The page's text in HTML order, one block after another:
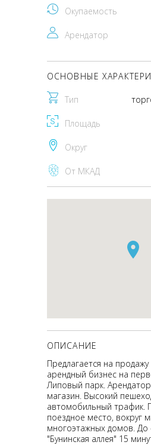
Окупаемость
Арендатор
ОСНОВНЫЕ
Тип
Площадь
Округ
От МКАД
ОПИСАНИЕ
Предлагается на
арендный бизнес на
Липовый парк.
магазин. Высокий
автомобильный трафик.
поездное место, вокруг
многоэтажных домов. До
"Бунинская аллея" 15